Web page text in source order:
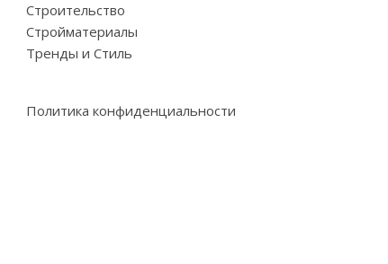
Строительство
Стройматериалы
Тренды и Стиль
Политика конфиденциальности